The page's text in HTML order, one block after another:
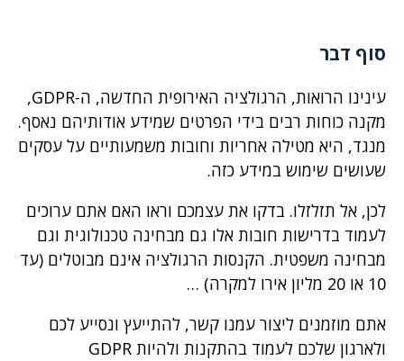
סוף דבר
עינינו הרואות, הרגולציה האירופית החדשה, ה-GDPR,
מקנה כוחות רבים בידי הפרטים שמידע אודותיהם נאסף.
מנגד, היא מטילה אחריות וחובות משמעותיים על עסקים
שעושים שימוש במידע כזה.
לכן, אל תזלזלו. בדקו את עצמכם וראו האם אתם ערוכים
לעמוד בדרישות חובות אלו גם מבחינה טכנולוגית וגם
מבחינה משפטית. הקנסות הרגולציה אינם מבוטלים (עד
10 או 20 מליון אירו למקרה) …
אתם מוזמנים ליצור עמנו קשר, להתייעץ ונסייע לכם
ולארגון שלכם לעמוד בהתקנות ולהיות GDPR